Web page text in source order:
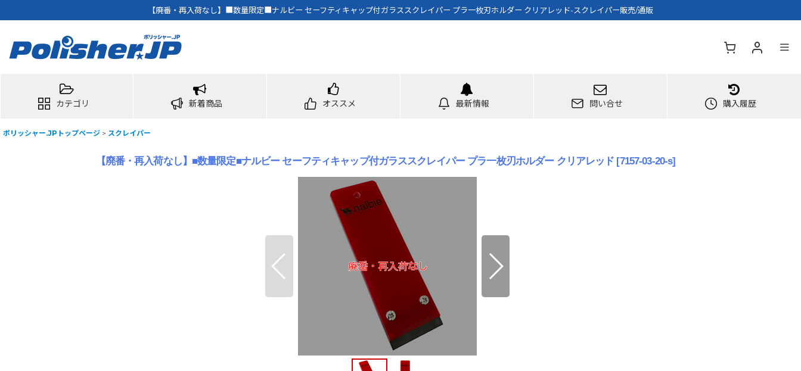
【廃番・再入荷なし】■数量限定■ナルビー セーフティキャップ付ガラススクレイパー プラ一枚刃ホルダー クリアレッド-スクレイパー販売/通販
カテゴリ 新着商品 オススメ 最新情報 問い合せ 購入履歴
ポリッシャー.JPトップページ > スクレイパー
【廃番・再入荷なし】■数量限定■ナルビー セーフティキャップ付ガラススクレイパー プラ一枚刃ホルダー クリアレッド [7157-03-20-s]